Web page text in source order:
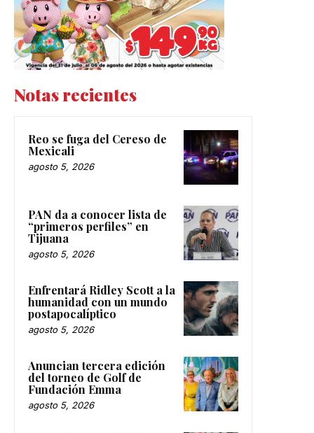
Notas recientes
Reo se fuga del Cereso de
Mexicali
agosto 5, 2026
PAN da a conocer lista de
“primeros perfiles” en
Tijuana
agosto 5, 2026
Enfrentará Ridley Scott a la
humanidad con un mundo
postapocalíptico
agosto 5, 2026
Anuncian tercera edición
del torneo de Golf de
Fundación Emma
agosto 5, 2026